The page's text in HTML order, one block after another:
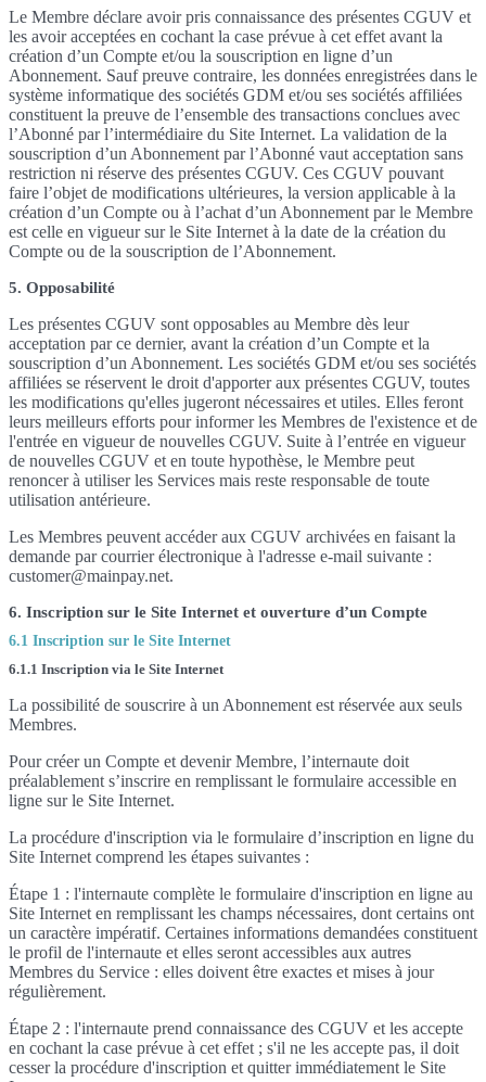
Le Membre déclare avoir pris connaissance des présentes CGUV et
les avoir acceptées en cochant la case prévue à cet effet avant la
création d’un Compte et/ou la souscription en ligne d’un
Abonnement. Sauf preuve contraire, les données enregistrées dans le
système informatique des sociétés GDM et/ou ses sociétés affiliées
constituent la preuve de l’ensemble des transactions conclues avec
l’Abonné par l’intermédiaire du Site Internet. La validation de la
souscription d’un Abonnement par l’Abonné vaut acceptation sans
restriction ni réserve des présentes CGUV. Ces CGUV pouvant
faire l’objet de modifications ultérieures, la version applicable à la
création d’un Compte ou à l’achat d’un Abonnement par le Membre
est celle en vigueur sur le Site Internet à la date de la création du
Compte ou de la souscription de l’Abonnement.
5. Opposabilité
Les présentes CGUV sont opposables au Membre dès leur
acceptation par ce dernier, avant la création d’un Compte et la
souscription d’un Abonnement. Les sociétés GDM et/ou ses sociétés
affiliées se réservent le droit d'apporter aux présentes CGUV, toutes
les modifications qu'elles jugeront nécessaires et utiles. Elles feront
leurs meilleurs efforts pour informer les Membres de l'existence et de
l'entrée en vigueur de nouvelles CGUV. Suite à l’entrée en vigueur
de nouvelles CGUV et en toute hypothèse, le Membre peut
renoncer à utiliser les Services mais reste responsable de toute
utilisation antérieure.
Les Membres peuvent accéder aux CGUV archivées en faisant la
demande par courrier électronique à l'adresse e-mail suivante :
customer@mainpay.net.
6. Inscription sur le Site Internet et ouverture d’un Compte
6.1 Inscription sur le Site Internet
6.1.1 Inscription via le Site Internet
La possibilité de souscrire à un Abonnement est réservée aux seuls
Membres.
Pour créer un Compte et devenir Membre, l’internaute doit
préalablement s’inscrire en remplissant le formulaire accessible en
ligne sur le Site Internet.
La procédure d'inscription via le formulaire d’inscription en ligne du
Site Internet comprend les étapes suivantes :
Étape 1 : l'internaute complète le formulaire d'inscription en ligne au
Site Internet en remplissant les champs nécessaires, dont certains ont
un caractère impératif. Certaines informations demandées constituent
le profil de l'internaute et elles seront accessibles aux autres
Membres du Service : elles doivent être exactes et mises à jour
régulièrement.
Étape 2 : l'internaute prend connaissance des CGUV et les accepte
en cochant la case prévue à cet effet ; s'il ne les accepte pas, il doit
cesser la procédure d'inscription et quitter immédiatement le Site